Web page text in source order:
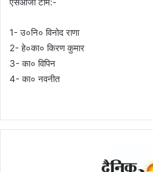
1- उ०नि० विनोद राणा
2- हे०का० किरण कुमार
3- का० विपिन
4- का० नवनीत